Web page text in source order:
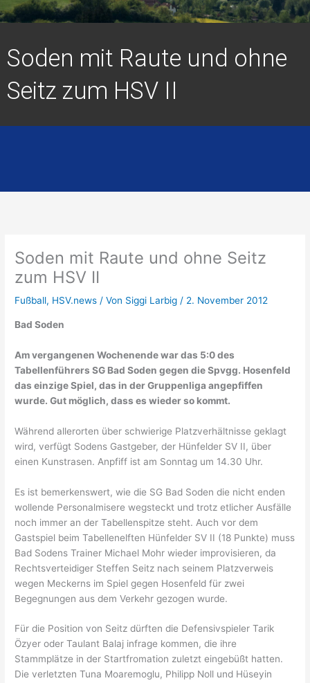
Soden mit Raute und ohne
Seitz zum HSV II
Soden mit Raute und ohne Seitz
zum HSV II
Fußball, HSV.news / Von Siggi Larbig/ 2. November 2012
Bad Soden
Am vergangenen Wochenende war das 5:0 des
Tabellenführers SG Bad Soden gegen die Spvgg. Hosenfeld
das einzige Spiel, das in der Gruppenliga angepfiffen
wurde. Gut möglich, dass es wieder so kommt.
Während allerorten über schwierige Platzverhältnisse geklagt
wird, verfügt Sodens Gastgeber, der Hünfelder SV II, über
einen Kunstrasen. Anpfiff ist am Sonntag um 14.30 Uhr.
Es ist bemerkenswert, wie die SG Bad Soden die nicht enden
wollende Personalmisere wegsteckt und trotz etlicher Ausfälle
noch immer an der Tabellenspitze steht. Auch vor dem
Gastspiel beim Tabellenelften Hünfelder SV II (18 Punkte) muss
Bad Sodens Trainer Michael Mohr wieder improvisieren, da
Rechtsverteidiger Steffen Seitz nach seinem Platzverweis
wegen Meckerns im Spiel gegen Hosenfeld für zwei
Begegnungen aus dem Verkehr gezogen wurde.
Für die Position von Seitz dürften die Defensivspieler Tarik
Özyer oder Taulant Balaj infrage kommen, die ihre
Stammplätze in der Startfromation zuletzt eingebüßt hatten.
Die verletzten Tuna Moaremoglu, Philipp Noll und Hüseyin